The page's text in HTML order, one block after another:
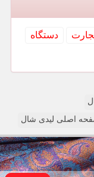
دستگاه
اصلی لیدی شال